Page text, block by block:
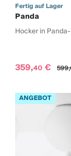
Fertig auf Lager
Panda
Hocker in
359,40 € 599,